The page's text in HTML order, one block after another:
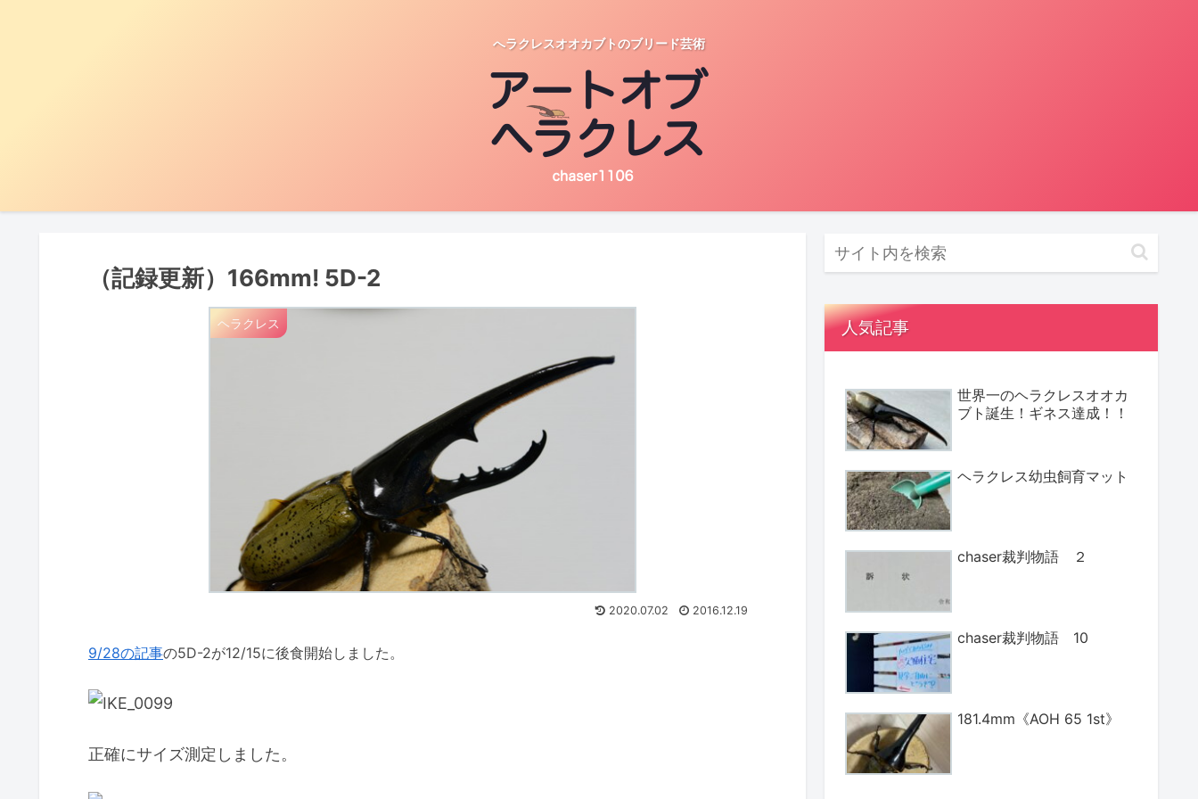
へラクレスオオカブトのブリード芸術
（記録更新）166mm! 5D-2
ヘラクレス
2020.07.02 2016.12.19
9/28の記事の5D-2が12/15に後食開始しました。
正確にサイズ測定しました。
人気記事
世界一のヘラクレスオオカ
ブト誕生！ギネス達成！！
ヘラクレス幼虫飼育マット
chaser裁判物語 ２
chaser裁判物語 10
181.4mm《AOH 65 1st》